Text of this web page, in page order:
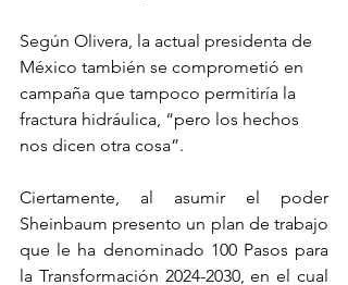
Según Olivera, la actual presidenta de
México también se comprometió en
campaña que tampoco permitiría la
fractura hidráulica, “pero los hechos
nos dicen otra cosa”.
Ciertamente, al asumir el poder
Sheinbaum presento un plan de trabajo
que le ha denominado 100 Pasos para
la Transformación 2024-2030, en el cual